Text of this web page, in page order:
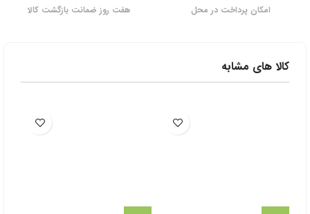
امکان پرداخت در محل
هفت روز ضمانت بازگشت کالا
کالا های مشابه